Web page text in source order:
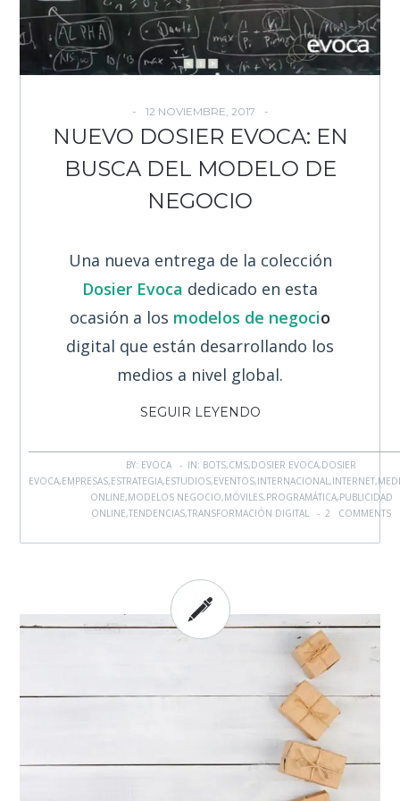
12 NOVIEMBRE, 2017
NUEVO DOSIER EVOCA: EN
BUSCA DEL MODELO DE
NEGOCIO
Una nueva entrega de la colección
Dosier Evoca dedicado en esta
ocasión a los modelos de negocio
digital que están desarrollando los
medios a nivel global.
SEGUIR LEYENDO
BY: EVOCA - IN: BOTS,CMS,DOSIER EVOCA,DOSIER
EVOCA,EMPRESAS,ESTRATEGIA,ESTUDIOS,EVENTOS,INTERNACIONAL ,INTERNET,
ONLINE,MODELOS NEGOCIO,MÓVILES,PROGRAMÁTICA,PUBLICIDAD
ONLINE,TENDENCIAS,TRANSFORMACIÓN DIGITAL - 2 COMMENTS